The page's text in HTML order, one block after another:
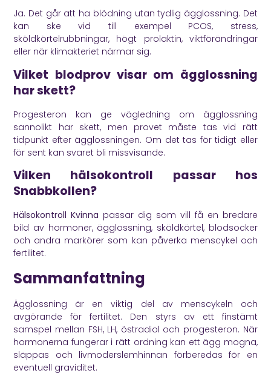
Ja. Det går att ha blödning utan tydlig ägglossning. Det
kan ske vid till exempel PCOS, stress,
sköldkörtelrubbningar, högt prolaktin, viktförändringar
eller när klimakteriet närmar sig.
Vilket blodprov visar om ägglossning
har skett?
Progesteron kan ge vägledning om ägglossning
sannolikt har skett, men provet måste tas vid rätt
tidpunkt efter ägglossningen. Om det tas för tidigt eller
för sent kan svaret bli missvisande.
Vilken hälsokontroll passar hos
Snabbkollen?
Hälsokontroll Kvinna passar dig som vill få en bredare
bild av hormoner, ägglossning, sköldkörtel, blodsocker
och andra markörer som kan påverka menscykel och
fertilitet.
Sammanfattning
Ägglossning är en viktig del av menscykeln och
avgörande för fertilitet. Den styrs av ett finstämt
samspel mellan FSH, LH, östradiol och progesteron. När
hormonerna fungerar i rätt ordning kan ett ägg mogna,
släppas och livmoderslemhinnan förberedas för en
eventuell graviditet.